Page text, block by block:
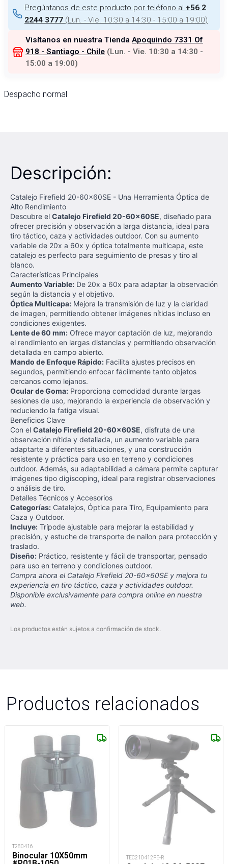
Pregúntanos de este producto por teléfono al +56 2
2244 3777 (Lun. - Vie. 10:30 a 14:30 - 15:00 a 19:00)
Visítanos en nuestra Tienda Apoquindo 7331 Of
918 - Santiago - Chile (Lun. - Vie. 10:30 a 14:30 -
15:00 a 19:00)
Despacho normal
Descripción:
Catalejo Firefield 20-60x60SE - Una Herramienta Óptica de
Alto Rendimiento
Descubre el Catalejo Firefield 20-60x60SE, diseñado para
ofrecer precisión y observación a larga distancia, ideal para
tiro táctico, caza y actividades outdoor. Con su aumento
variable de 20x a 60x y óptica totalmente multicapa, este
catalejo es perfecto para seguimiento de presas y tiro al
blanco.
Características Principales
Aumento Variable: De 20x a 60x para adaptar la observación
según la distancia y el objetivo.
Óptica Multicapa: Mejora la transmisión de luz y la claridad
de imagen, permitiendo obtener imágenes nítidas incluso en
condiciones exigentes.
Lente de 60 mm: Ofrece mayor captación de luz, mejorando
el rendimiento en largas distancias y permitiendo observación
detallada en campo abierto.
Mando de Enfoque Rápido: Facilita ajustes precisos en
segundos, permitiendo enfocar fácilmente tanto objetos
cercanos como lejanos.
Ocular de Goma: Proporciona comodidad durante largas
sesiones de uso, mejorando la experiencia de observación y
reduciendo la fatiga visual.
Beneficios Clave
Con el Catalejo Firefield 20-60x60SE, disfruta de una
observación nítida y detallada, un aumento variable para
adaptarte a diferentes situaciones, y una construcción
resistente y práctica para uso en terreno y condiciones
outdoor. Además, su adaptabilidad a cámara permite capturar
imágenes tipo digiscoping, ideal para registrar observaciones
o análisis de tiro.
Detalles Técnicos y Accesorios
Categorías: Catalejos, Óptica para Tiro, Equipamiento para
Caza y Outdoor.
Incluye: Trípode ajustable para mejorar la estabilidad y
precisión, y estuche de transporte de nailon para protección y
traslado.
Diseño: Práctico, resistente y fácil de transportar, pensado
para uso en terreno y condiciones outdoor.
Compra ahora el Catalejo Firefield 20-60x60SE y mejora tu
experiencia en tiro táctico, caza y actividades outdoor.
Disponible exclusivamente para compra online en nuestra
web.
Los productos están sujetos a confirmación de stock.
Productos relacionados
T280416
Binocular 10X50mm TEC210412FE-R